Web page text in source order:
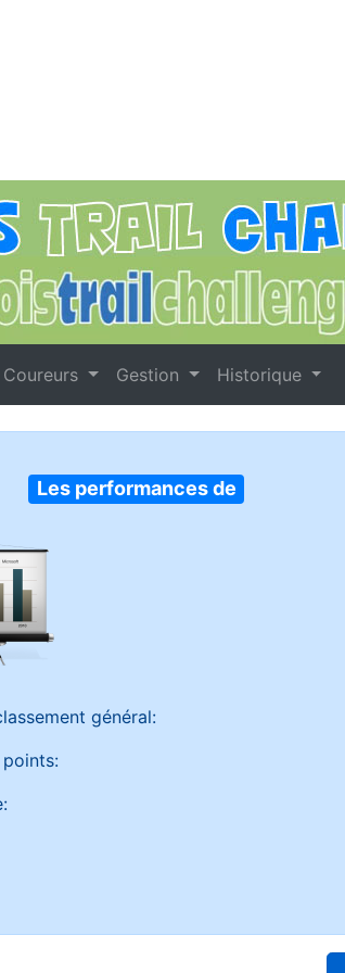
Coureurs Gestion Historique
Les performances de
général: